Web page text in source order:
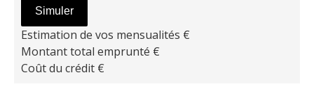
Simuler
Estimation de vos mensualités €
Montant total emprunté €
Coût du crédit €